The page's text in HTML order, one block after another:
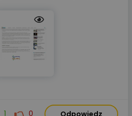
1 0 Odpowiedz